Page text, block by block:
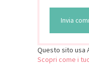
Questo sito usa
Scopri come i